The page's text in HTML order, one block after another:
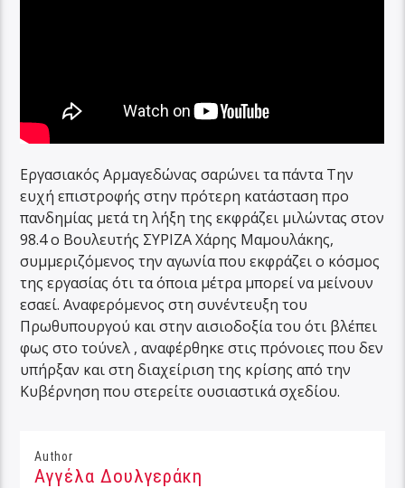
Εργασιακός Αρμαγεδώνας σαρώνει τα πάντα Την
ευχή επιστροφής στην πρότερη κατάσταση προ
πανδημίας μετά τη λήξη της εκφράζει μιλώντας στον
98.4 ο Βουλευτής ΣΥΡΙΖΑ Χάρης Μαμουλάκης,
συμμεριζόμενος την αγωνία που εκφράζει ο κόσμος
της εργασίας ότι τα όποια μέτρα μπορεί να μείνουν
εσαεί. Αναφερόμενος στη συνέντευξη του
Πρωθυπουργού και στην αισιοδοξία του ότι βλέπει
φως στο τούνελ , αναφέρθηκε στις πρόνοιες που δεν
υπήρξαν και στη διαχείριση της κρίσης από την
Κυβέρνηση που στερείτε ουσιαστικά σχεδίου.
Author
Αγγέλα Δουλγεράκη